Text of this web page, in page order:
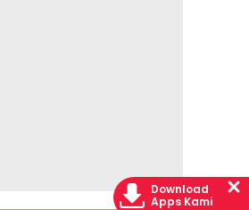
Download
Apps Kami